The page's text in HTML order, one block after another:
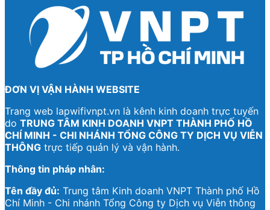
ĐƠN VỊ VẬN HÀNH WEBSITE
Trang web lapwifivnpt.vn là kênh kinh doanh trực tuyến
do TRUNG TÂM KINH DOANH VNPT THÀNH PHỐ HỒ
CHÍ MINH - CHI NHÁNH TỔNG CÔNG TY DỊCH VỤ VIỄN
THÔNG trực tiếp quản lý và vận hành.
Thông tin pháp nhân:
Tên đầy đủ: Trung tâm Kinh doanh VNPT Thành phố Hồ
Chí Minh - Chi nhánh Tổng Công ty Dịch vụ Viễn thông